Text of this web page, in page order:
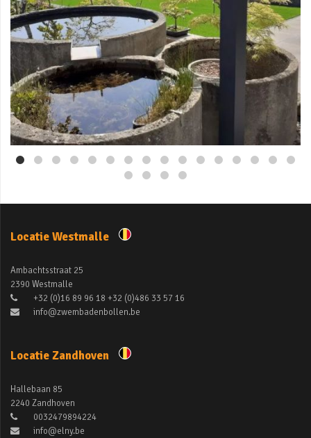
Mei 3
Locatie Westmalle
Ambachtsstraat 25
2390 Westmalle
+32 (0)16 89 96 18 +32 (0)486 33 57 16
info@zwembadenbollen.be
Locatie Zandhoven
Hallebaan 85
2240 Zandhoven
0032479894224
info@elny.be